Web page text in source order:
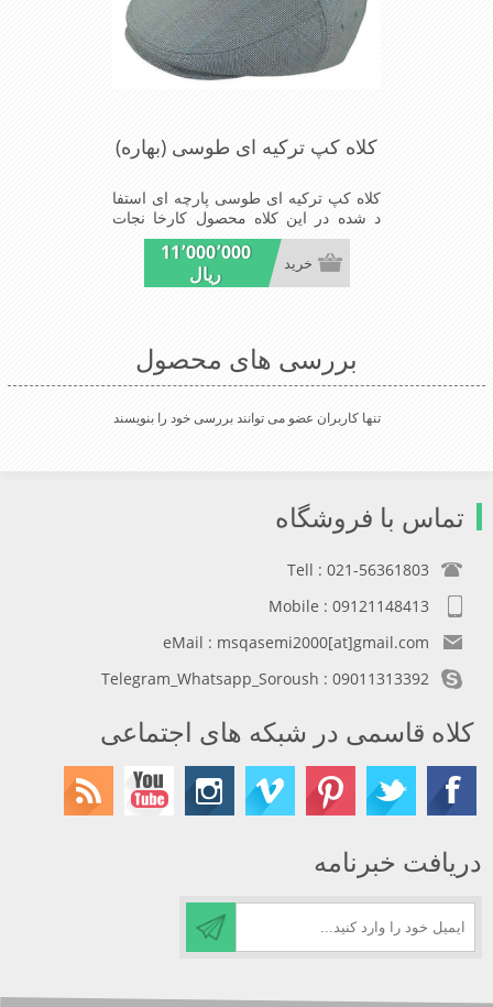
کلاه کپ ترکیه ای طوسی (بهاره)
کلاه کپ ترکیه ای طوسی پارچه ای استفا
د شده در این کلاه محصول کارخا نجات
فاستونی جا معه با ترکیب 45% پشم و
55% نخ ترویرا است وآستری نخ پنبه
ای(پارچه زیر پیراهن نخ پنبه ای)استفاده
باشند
11٬000٬000
ریال
خرید
بررسی های محصول
تنها کاربران عضو می توانند بررسی خود را بنویسند
تماس با فروشگاه
Tell : 021-56361803
Mobile : 09121148413
eMail : msqasemi2000[at]gmail.com
Telegram_Whatsapp_Soroush : 09011313392
کلاه قاسمی در شبکه های اجتماعی
دریافت خبرنامه